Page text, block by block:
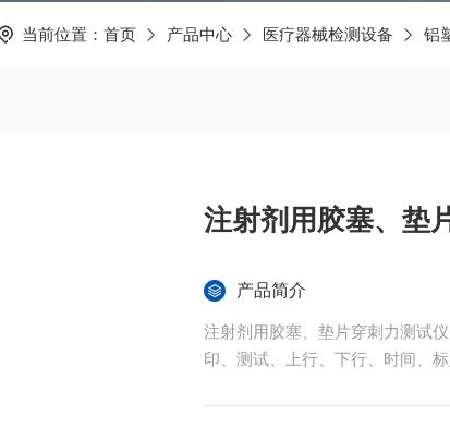
当前位置： 首页 产品中心 医疗器械检测设备 铝
注射剂用胶塞、垫
产品简介
注射剂用胶塞、垫片穿刺力测试
印、测试、上行、下行、时间、标